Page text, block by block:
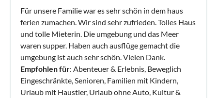
Für unsere Familie war es sehr schön in dem haus
ferien zumachen. Wir sind sehr zufrieden. Tolles Haus
und tolle Mieterin. Die umgebung und das Meer
waren supper. Haben auch ausflüge gemacht die
umgebung ist auch sehr schön. Vielen Dank.
Empfohlen für: Abenteuer & Erlebnis, Beweglich
Eingeschränkte, Senioren, Familien mit Kindern,
Urlaub mit Haustier, Urlaub ohne Auto, Kultur &